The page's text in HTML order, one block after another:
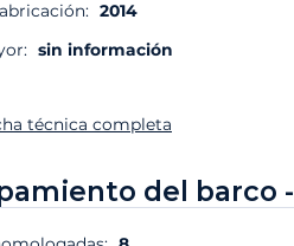
2014
sin información
técnica completa
del barco -